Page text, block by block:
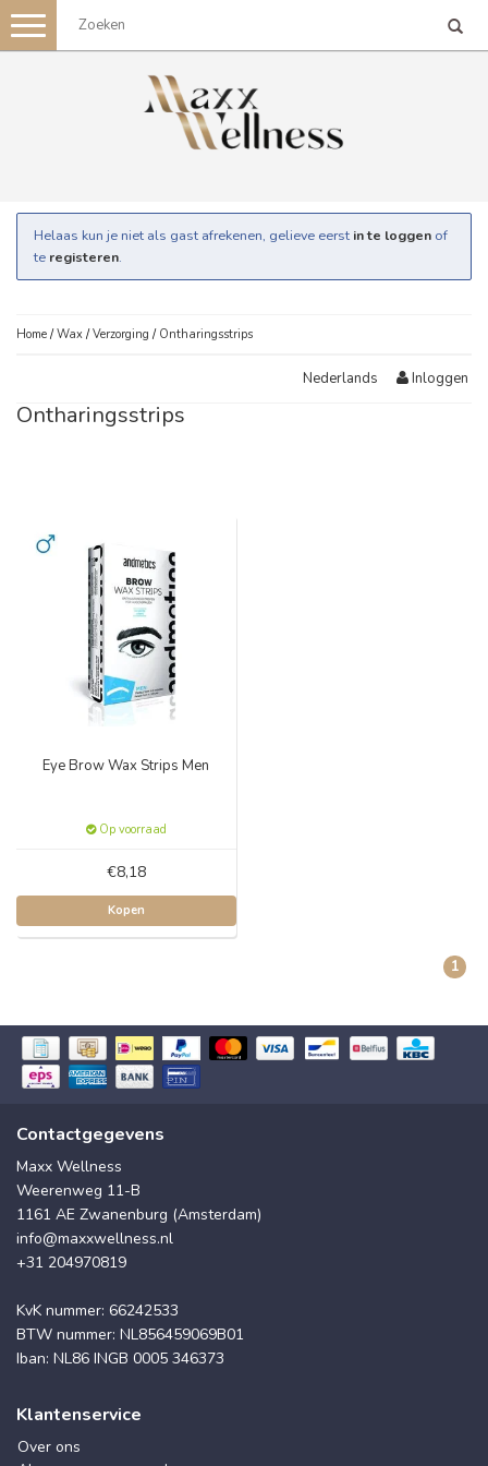
Toggle
navigation
Helaas kun je niet als gast afrekenen, gelieve eerst in te loggen of
te registeren.
Home /Wax /Verzorging / Ontharingsstrips
Nederlands Inloggen
Ontharingsstrips
Eye Brow Wax Strips Men
Op voorraad
€8,18
Kopen
1
Contactgegevens
Maxx Wellness
Weerenweg 11-B
1161 AE Zwanenburg (Amsterdam)
info@maxxwellness.nl
+31 204970819
KvK nummer: 66242533
BTW nummer: NL856459069B01
Iban: NL86 INGB 0005 346373
Klantenservice
Over ons